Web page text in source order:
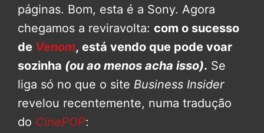
páginas. Bom, esta é a Sony. Agora
chegamos a reviravolta: com o sucesso
de Venom, está vendo que pode voar
sozinha (ou ao menos acha isso). Se
liga só no que o site Business Insider
revelou recentemente, numa tradução
do CinePOP: